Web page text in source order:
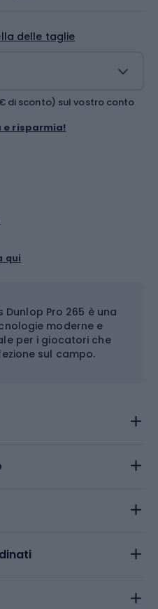
delle taglie
di sconto) sul vostro conto
risparmia!
qui
Pro 265 è una
moderne e
per i giocatori che
sul campo.